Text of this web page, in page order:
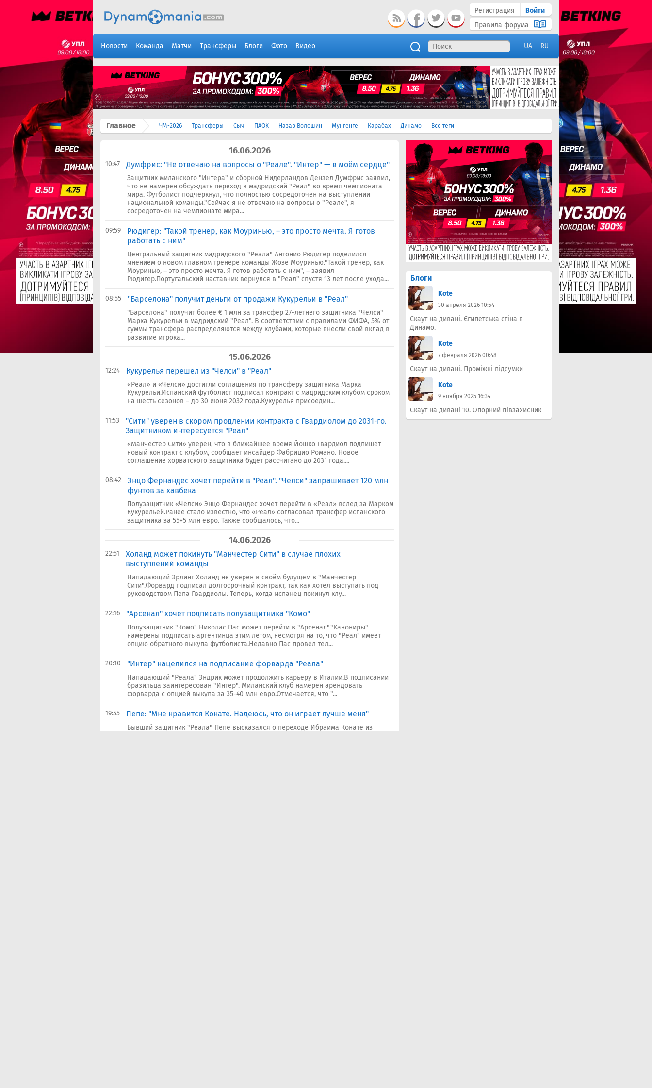
Регистрация
Войти
Правила форума
Новости Команда Матчи Трансферы Блоги Фото Видео UA RU
Главное ЧМ-2026 Трансферы Сыч ПАОК Назар Волошин Мунгенге Карабах Динамо Все теги
16.06.2026
10:47 Думфрис: "Не отвечаю на вопросы о "Реале". "Интер" — в моём сердце"
Защитник миланского "Интера" и сборной Нидерландов Дензел Думфрис заявил,
что не намерен обсуждать переход в мадридский "Реал" во время чемпионата
мира. Футболист подчеркнул, что полностью сосредоточен на выступлении
национальной команды."Сейчас я не отвечаю на вопросы о "Реале", я
сосредоточен на чемпионате мира...
09:59
Рюдигер: "Такой тренер, как Моуринью, – это просто мечта. Я готов
работать с ним"
Центральный защитник мадридского "Реала" Антонио Рюдигер поделился
мнением о новом главном тренере команды Жозе Моуринью."Такой тренер, как
Моуринью, – это просто мечта. Я готов работать с ним", – заявил
Рюдигер.Португальский наставник вернулся в "Реал" спустя 13 лет после ухода...
08:55 "Барселона" получит деньги от продажи Кукурельи в "Реал"
"Барселона" получит более € 1 млн за трансфер 27-летнего защитника "Челси"
Марка Кукурельи в мадридский "Реал". В соответствии с правилами ФИФА, 5% от
суммы трансфера распределяются между клубами, которые внесли свой вклад в
развитие игрока...
15.06.2026
12:24 Кукурелья перешел из "Челси" в "Реал"
«Реал» и «Челси» достигли соглашения по трансферу защитника Марка
Кукурельи.Испанский футболист подписал контракт с мадридским клубом сроком
на шесть сезонов – до 30 июня 2032 года.Кукурелья присоедин...
11:53
"Сити" уверен в скором продлении контракта с Гвардиолом до 2031-го.
Защитником интересуется "Реал"
«Манчестер Сити» уверен, что в ближайшее время Йошко Гвардиол подпишет
новый контракт с клубом, сообщает инсайдер Фабрицио Романо. Новое
соглашение хорватского защитника будет рассчитано до 2031 года....
08:42
​Энцо Фернандес хочет перейти в "Реал". "Челси" запрашивает 120 млн
фунтов за хавбека
Полузащитник «Челси» Энцо Фернандес хочет перейти в «Реал» вслед за Марком
Кукурельей.Ранее стало известно, что «Реал» согласовал трансфер испанского
защитника за 55+5 млн евро. Также сообщалось, что...
14.06.2026
22:51
Холанд может покинуть "Манчестер Сити" в случае плохих
выступлений команды
Нападающий Эрлинг Холанд не уверен в своём будущем в "Манчестер
Сити".Форвард подписал долгосрочный контракт, так как хотел выступать под
руководством Пепа Гвардиолы. Теперь, когда испанец покинул клу...
22:16 "Арсенал" хочет подписать полузащитника "Комо"
Полузащитник "Комо" Николас Пас может перейти в "Арсенал"."Канониры"
намерены подписать аргентинца этим летом, несмотря на то, что "Реал" имеет
опцию обратного выкупа футболиста.Недавно Пас провёл тел...
20:10 "Интер" нацелился на подписание форварда "Реала"
Нападающий "Реала" Эндрик может продолжить карьеру в Италии.В подписании
бразильца заинтересован "Интер". Миланский клуб намерен арендовать
форварда с опцией выкупа за 35-40 млн евро.Отмечается, что "...
19:55 Пепе: "Мне нравится Конате. Надеюсь, что он играет лучше меня"
Бывший защитник "Реала" Пепе высказался о переходе Ибраима Конате из
Блоги
Kote
30 апреля 2026 10:54
Скаут на дивані. Єгипетська стіна в
Динамо.
Kote
7 февраля 2026 00:48
Скаут на дивані. Проміжні підсумки
Kote
9 ноября 2025 16:34
Скаут на дивані 10. Опорний півзахисник